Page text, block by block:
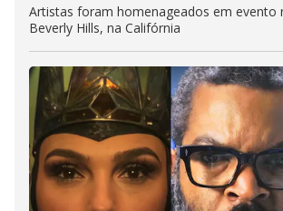
Artistas foram homenageados em evento
Beverly Hills, na Califórnia